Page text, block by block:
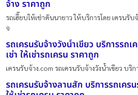
จ้าง ราคาถูก
รถเฮี๊ยบให้เช่าคันนายาว ให้บริการโดย เครนรับ
จ
รถเครนรับจ้างวังน้ำเขียว บริการรถเ
เช่า ให้เช่ารถเครน ราคาถูก
เครนรับจ้าง.com รถเครนรับจ้างวังน้ำเขียว บริ
รถเครนรับจ้างลานสัก บริการรถเครน